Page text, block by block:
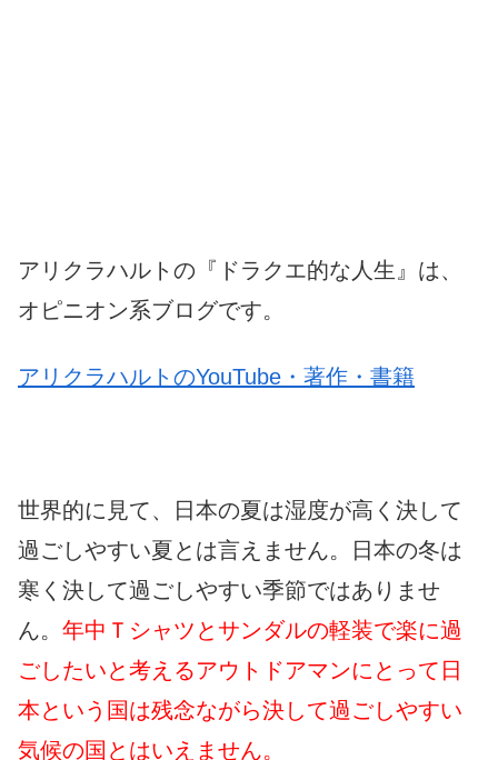
アリクラハルトの『ドラクエ的な人生』は、
オピニオン系ブログです。
アリクラハルトのYouTube・著作・書籍
世界的に見て、日本の夏は湿度が高く決して
過ごしやすい夏とは言えません。日本の冬は
寒く決して過ごしやすい季節ではありませ
ん。 年中Ｔシャツとサンダルの軽装で楽に過
ごしたいと考えるアウトドアマンにとって日
本という国は残念ながら決して過ごしやすい
気候の国とはいえません。